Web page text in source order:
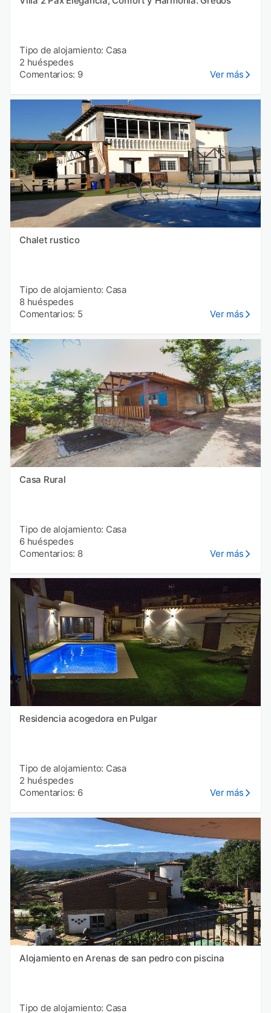
Tipo de alojamiento: Casa
2 huéspedes
Comentarios: 9
Ver más
Chalet rustico
Tipo de alojamiento: Casa
8 huéspedes
Comentarios: 5
Ver más
Casa Rural
Tipo de alojamiento: Casa
6 huéspedes
Comentarios: 8
Ver más
Residencia acogedora en Pulgar
Tipo de alojamiento: Casa
2 huéspedes
Comentarios: 6
Ver más
Alojamiento en Arenas de san pedro con piscina
Tipo de alojamiento: Casa